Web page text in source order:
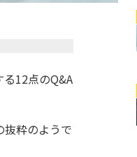
る12点のQ&A
粋のようで